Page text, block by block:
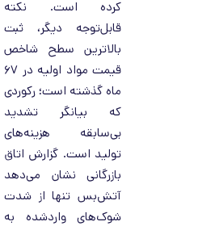
کرده است. نکته
قابل‌توجه دیگر، ثبت
بالاترین سطح شاخص
قیمت مواد اولیه در ۶۷
ماه گذشته است؛ رکوردی
که بیانگر تشدید
بی‌سابقه هزینه‌های
تولید است. گزارش اتاق
بازرگانی نشان می‌دهد
آتش‌بس تنها از شدت
شوک‌های واردشده به